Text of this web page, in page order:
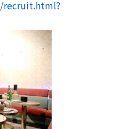
recruit.html?